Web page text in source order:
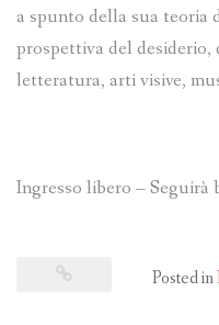
a spunto della sua
prospettiva del desiderio,
letteratura, arti visive,
Ingresso libero – Seguirà
Posted in